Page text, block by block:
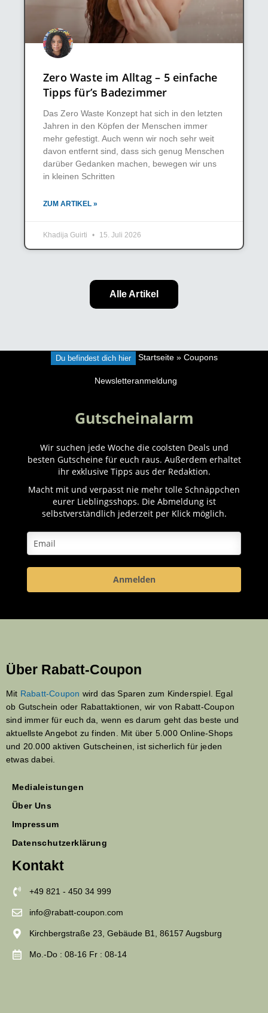
Zero Waste im Alltag – 5 einfache
Tipps für’s Badezimmer
Das Zero Waste Konzept hat sich in den letzten
Jahren in den Köpfen der Menschen immer
mehr gefestigt. Auch wenn wir noch sehr weit
davon entfernt sind, dass sich genug Menschen
darüber Gedanken machen, bewegen wir uns
in kleinen Schritten
ZUM ARTIKEL »
Khadija Guirti 15. Juli 2026
Alle Artikel
Du befindest dich hier Startseite» Coupons
Newsletteranmeldung
Gutscheinalarm
Wir suchen jede Woche die coolsten Deals und
besten Gutscheine für euch raus. Außerdem erhaltet
ihr exklusive Tipps aus der Redaktion.
Macht mit und verpasst nie mehr tolle Schnäppchen
eurer Lieblingsshops. Die Abmeldung ist
selbstverständlich jederzeit per Klick möglich.
Anmelden
Über Rabatt-Coupon
Mit Rabatt-Coupon wird das Sparen zum Kinderspiel. Egal
ob Gutschein oder Rabattaktionen, wir von Rabatt-Coupon
sind immer für euch da, wenn es darum geht das beste und
aktuellste Angebot zu finden. Mit über 5.000 Online-Shops
und 20.000 aktiven Gutscheinen, ist sicherlich für jeden
etwas dabei.
Medialeistungen
Über Uns
Impressum
Datenschutzerklärung
Kontakt
+49 821 - 450 34 999
info@rabatt-coupon.com
Kirchbergstraße 23, Gebäude B1, 86157 Augsburg
Mo.-Do : 08-16 Fr : 08-14